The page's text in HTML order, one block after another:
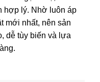
hợp lý. Nhờ luôn áp
mới nhất, nên sản
dễ tùy biến và lựa